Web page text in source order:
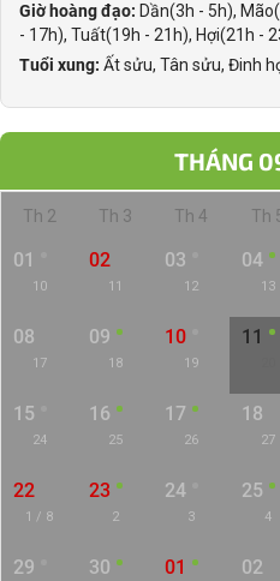
Giờ hoàng đạo: Dần(3h - 5h),
- 17h), Tuất(19h - 21h), Hợi(21h -
Tuổi xung: Ất sửu, Tân sửu, Đinh
THÁNG
Th 2 Th 3 Th 4 Th
01
10
02
11
03
12
04
13
08
17
09
18
10
19
11
15
24
16
25
17
26
18
27
22
1 / 8
23
2
24
3
25
4
29 30 01 02